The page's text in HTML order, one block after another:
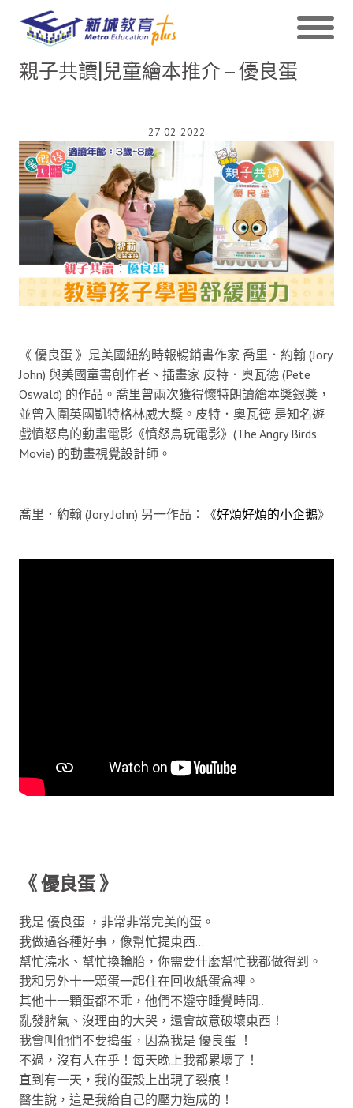
親子共讀|兒童繪本推介 – 優良蛋
27-02-2022
《 優良蛋 》是美國紐約時報暢銷書作家 喬里．約翰 (Jory
John) 與美國童書創作者、插畫家 皮特．奧瓦德 (Pete
Oswald) 的作品。喬里曾兩次獲得懷特朗讀繪本獎銀獎，
並曾入圍英國凱特格林威大獎。皮特．奧瓦德 是知名遊
戲憤怒鳥的動畫電影《憤怒鳥玩電影》(The Angry Birds
Movie) 的動畫視覺設計師。
喬里．約翰 (Jory John) 另一作品︰《好煩好煩的小企鵝》
《 優良蛋 》
我是 優良蛋 ，非常非常完美的蛋。
我做過各種好事，像幫忙提東西…
幫忙澆水、幫忙換輪胎，你需要什麼幫忙我都做得到。
我和另外十一顆蛋一起住在回收紙蛋盒裡。
其他十一顆蛋都不乖，他們不遵守睡覺時間…
亂發脾氣、沒理由的大哭，還會故意破壞東西！
我會叫他們不要搗蛋，因為我是 優良蛋 ！
不過，沒有人在乎！每天晚上我都累壞了！
直到有一天，我的蛋殼上出現了裂痕！
醫生說，這是我給自己的壓力造成的！